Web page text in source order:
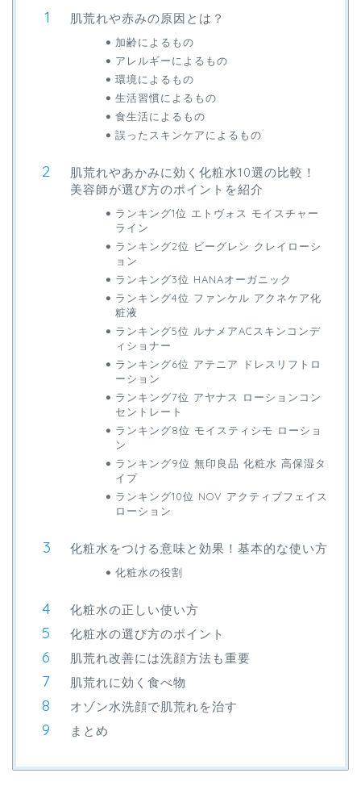
肌荒れや赤みの原因とは？
加齢によるもの
アレルギーによるもの
環境によるもの
生活習慣によるもの
食生活によるもの
誤ったスキンケアによるもの
肌荒れやあかみに効く化粧水10選の比較！
美容師が選び方のポイントを紹介
ランキング1位 エトヴォス モイスチャー
ライン
ランキング2位 ビーグレン クレイローシ
ョン
ランキング3位 HANAオーガニック
ランキング4位 ファンケル アクネケア化
粧液
ランキング5位 ルナメアACスキンコンデ
ィショナー
ランキング6位 アテニア ドレスリフトロ
ーション
ランキング7位 アヤナス ローションコン
セントレート
ランキング8位 モイスティシモ ローショ
ン
ランキング9位 無印良品 化粧水 高保湿タ
イプ
ランキング10位 NOV アクティブフェイス
ローション
化粧水をつける意味と効果！基本的な使い方
化粧水の役割
化粧水の正しい使い方
化粧水の選び方のポイント
肌荒れ改善には洗顔方法も重要
肌荒れに効く食べ物
オゾン水洗顔で肌荒れを治す
まとめ